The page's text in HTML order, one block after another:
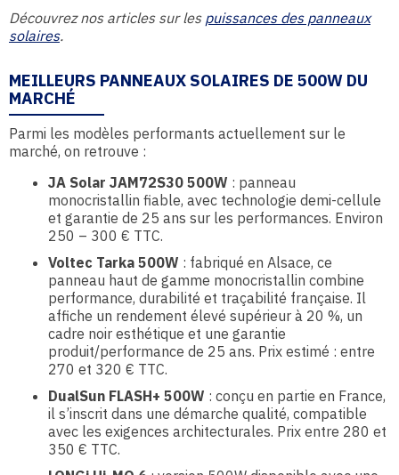
Découvrez nos articles sur les puissances des panneaux
solaires.
MEILLEURS PANNEAUX SOLAIRES DE 500W DU
MARCHÉ
Parmi les modèles performants actuellement sur le
marché, on retrouve :
JA Solar JAM72S30 500W : panneau
monocristallin fiable, avec technologie demi-cellule
et garantie de 25 ans sur les performances. Environ
250 – 300 € TTC.
Voltec Tarka 500W : fabriqué en Alsace, ce
panneau haut de gamme monocristallin combine
performance, durabilité et traçabilité française. Il
affiche un rendement élevé supérieur à 20 %, un
cadre noir esthétique et une garantie
produit/performance de 25 ans. Prix estimé : entre
270 et 320 € TTC.
DualSun FLASH+ 500W : conçu en partie en France,
il s’inscrit dans une démarche qualité, compatible
avec les exigences architecturales. Prix entre 280 et
350 € TTC.